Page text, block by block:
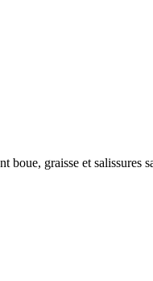
graisse et salissures